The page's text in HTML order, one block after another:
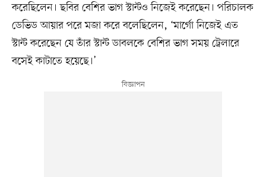
করেছিলেন। ছবির বেশির ভাগ স্টান্টও নিজেই করেছেন। পরিচালক
ডেভিড আয়ার পরে মজা করে বলেছিলেন, ‘মার্গো নিজেই এত
স্টান্ট করেছেন যে তাঁর স্টান্ট ডাবলকে বেশির ভাগ সময় ট্রেলারে
বসেই কাটাতে হয়েছে।’